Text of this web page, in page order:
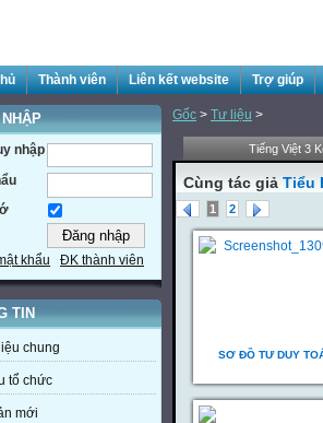
Thành viên Liên kết website Trợ giúp
nhập
khẩu ĐK thành viên
TIN
chung
tổ chức
mới
Gốc > Tư liệu >
Tiếng Việt 3
Cùng tác giả Tiểu
1 2
SƠ ĐỒ TƯ DUY